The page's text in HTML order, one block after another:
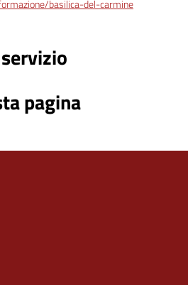
basilica-del-carmine
pagina
Email